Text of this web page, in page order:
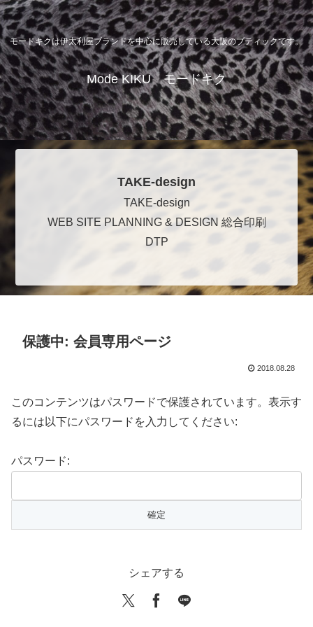
モードキクは伊太利屋ブランドを中心に販売している大阪のブティックです。
Mode KIKU モードキク
TAKE-design
TAKE-design
WEB SITE PLANNING & DESIGN 総合印刷
DTP
保護中: 会員専用ページ
2018.08.28
このコンテンツはパスワードで保護されています。表示す
るには以下にパスワードを入力してください:
パスワード:
シェアする